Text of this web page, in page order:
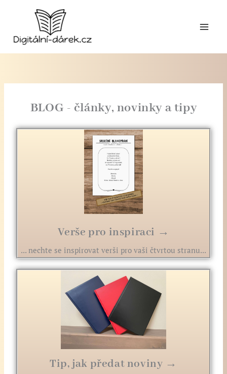
obsah
BLOG - články, novinky a tipy
Verše pro inspiraci →
... nechte se inspirovat verši pro vaši čtvrtou stranu...
Tip, jak předat noviny →